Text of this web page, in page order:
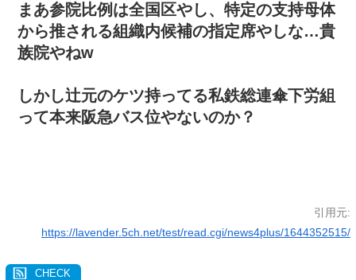
まあ参院比例は全国区やし、特定の支持母体
から推される組織内候補の指定席やしな…貴
族院やねw
しかし辻元のケツ持ってる私鉄総連傘下労組
って本来阪急バス位やないのか？
引用元:
https://lavender.5ch.net/test/read.cgi/news4plus/1644352515/